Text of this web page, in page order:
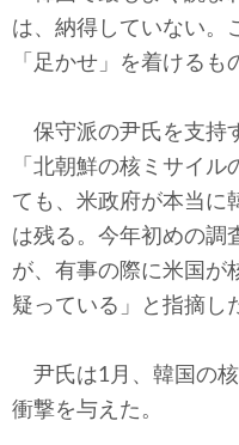
は、納得していない。
「足かせ」を着けるも
保守派の尹氏を支持
「北朝鮮の核ミサイ
ても、米政府が本当に
は残る。今年初めの調
が、有事の際に米国が
疑っている」と指摘し
尹氏は1月、韓国の核
衝撃を与えた。